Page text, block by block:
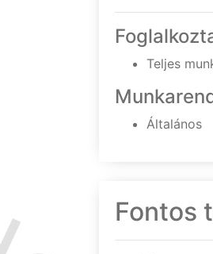
Teljes
Általános
Fontos